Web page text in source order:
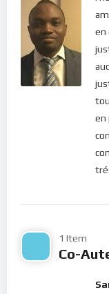
comprendre nos
Lorsque nous
de l’Esprit Saint
nos vies dans
nos ignorances
Lumière. En
à notre intellect)
renouvelées par
Portez
Chers frères et
dans l’amour de
en
en
1 Item
Co-